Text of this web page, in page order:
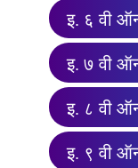
इ. ६ वी
इ. ७ वी
इ. ८ वी
इ. ९ वी